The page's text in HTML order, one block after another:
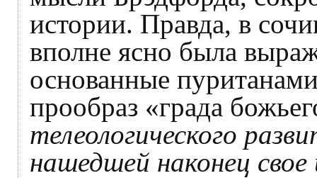
истории. Правда, в
вполне ясно была
основанные
прообраз «града
телеологического
нашедшей наконец